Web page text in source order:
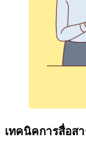
เทคนิคการสื่อส